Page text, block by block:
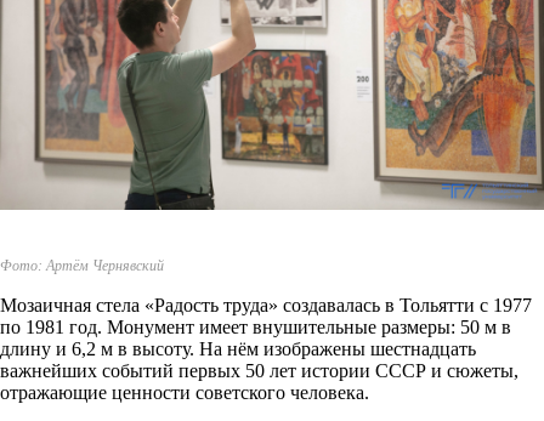
Фото: Артём Чернявский
Мозаичная стела «Радость труда» создавалась в Тольятти с 1977
по 1981 год. Монумент имеет внушительные размеры: 50 м в
длину и 6,2 м в высоту. На нём изображены шестнадцать
важнейших событий первых 50 лет истории СССР и сюжеты,
отражающие ценности советского человека.